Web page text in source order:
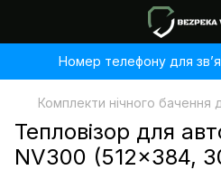
Номер телефону для
Комплекти нічного бачення
Тепловізор для
NV300 (512x384,